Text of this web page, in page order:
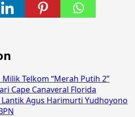
Milik Telkom “Merah Putih 2”
Cape Canaveral Florida
Lantik Agus Harimurti Yudhoyono